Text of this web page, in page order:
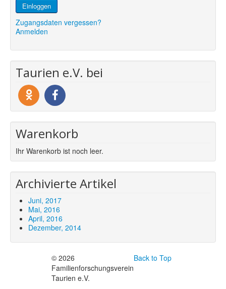
Einloggen
Zugangsdaten vergessen?
Anmelden
Taurien e.V. bei
Warenkorb
Ihr Warenkorb ist noch leer.
Archivierte Artikel
Juni, 2017
Mai, 2016
April, 2016
Dezember, 2014
Back to Top
© 2026
Familienforschungsverein
Taurien e.V.